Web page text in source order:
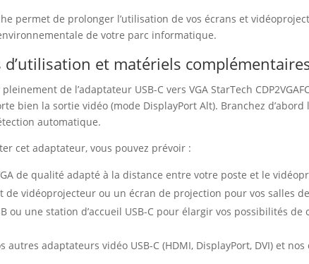
permet de prolonger l’utilisation de vos écrans et
de votre parc informatique.
d’utilisation et matériels
de l’adaptateur USB-C vers VGA StarTech
bien la sortie vidéo (mode DisplayPort Alt). Branchez
automatique.
cet adaptateur, vous pouvez prévoir :
de qualité adapté à la distance entre votre poste et le
de vidéoprojecteur ou un écran de projection pour vos salles
ou une station d’accueil USB-C pour élargir vos possibilités de
autres adaptateurs vidéo USB-C (HDMI, DisplayPort, DVI) et